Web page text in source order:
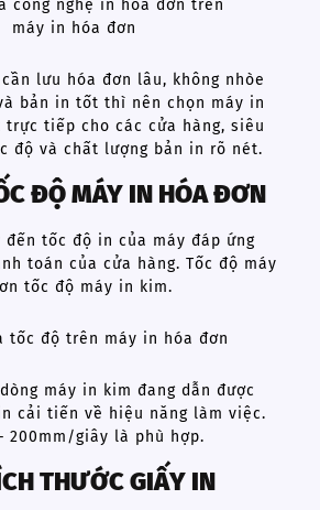
lưu hóa đơn lâu, không nhòe
bản in tốt thì nên chọn máy in
trực tiếp cho các cửa hàng, siêu
độ và chất lượng bản in rõ nét.
ĐỘ MÁY IN HÓA ĐƠN
đến tốc độ in của máy đáp ứng
toán của cửa hàng. Tốc độ máy
tốc độ máy in kim.
máy in kim đang dẫn được
cải tiến về hiệu năng làm việc.
200mm/giây là phù hợp.
THƯỚC GIẤY IN